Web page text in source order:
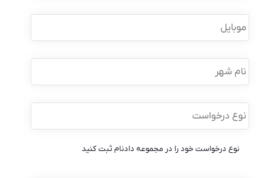
موبایل *
نام
شهر
نوع
درخواست *
نوع درخواست خود را در مجموعه دادنام ثبت کنید